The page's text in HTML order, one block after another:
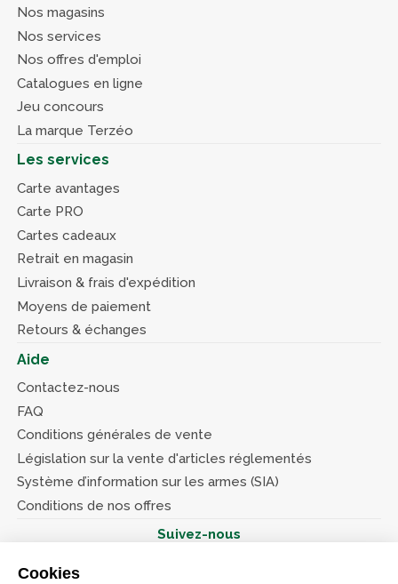
Cookies
Nos magasins
Nos services
Nos offres d'emploi
Catalogues en ligne
Jeu concours
La marque Terzéo
Les services
Carte avantages
Carte PRO
Cartes cadeaux
Retrait en magasin
Livraison & frais d'expédition
Moyens de paiement
Retours & échanges
Aide
Contactez-nous
FAQ
Conditions générales de vente
Législation sur la vente d'articles réglementés
Système d’information sur les armes (SIA)
Conditions de nos offres
Suivez-nous